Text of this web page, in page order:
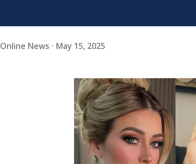
Online News May 15, 2025